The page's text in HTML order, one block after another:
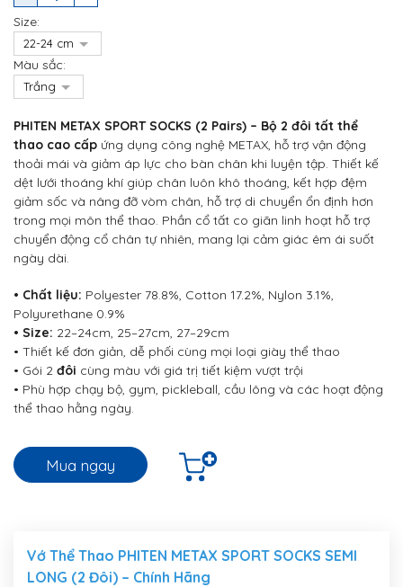
Size:
Màu sắc:
PHITEN METAX SPORT SOCKS (2 Pairs) – Bộ 2 đôi tất thể
thao cao cấp ứng dụng công nghệ METAX, hỗ trợ vận động
thoải mái và giảm áp lực cho bàn chân khi luyện tập. Thiết kế
dệt lưới thoáng khí giúp chân luôn khô thoáng, kết hợp đệm
giảm sốc và nâng đỡ vòm chân, hỗ trợ di chuyển ổn định hơn
trong mọi môn thể thao. Phần cổ tất co giãn linh hoạt hỗ trợ
chuyển động cổ chân tự nhiên, mang lại cảm giác êm ái suốt
ngày dài.
• Chất liệu: Polyester 78.8%, Cotton 17.2%, Nylon 3.1%,
Polyurethane 0.9%
• Size: 22–24cm, 25–27cm, 27–29cm
• Thiết kế đơn giản, dễ phối cùng mọi loại giày thể thao
• Gói 2 đôi cùng màu với giá trị tiết kiệm vượt trội
• Phù hợp chạy bộ, gym, pickleball, cầu lông và các hoạt động
thể thao hằng ngày.
Mua ngay
Vớ Thể Thao PHITEN METAX SPORT SOCKS SEMI
LONG (2 Đôi) – Chính Hãng